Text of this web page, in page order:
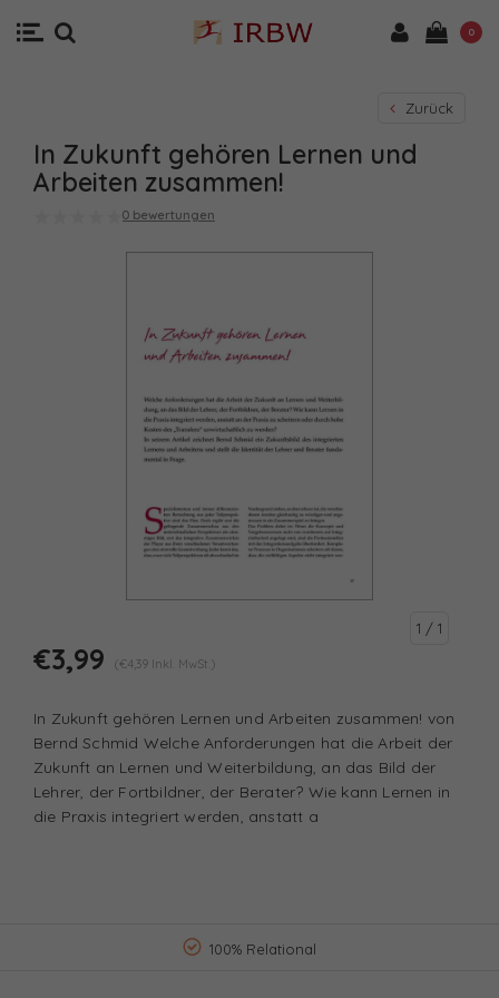
0
Zurück
In Zukunft gehören Lernen und
Arbeiten zusammen!
0 bewertungen
1 / 1
€3,99 (€4,39 Inkl. MwSt.)
In Zukunft gehören Lernen und Arbeiten zusammen! von
Bernd Schmid Welche Anforderungen hat die Arbeit der
Zukunft an Lernen und Weiterbildung, an das Bild der
Lehrer, der Fortbildner, der Berater? Wie kann Lernen in
die Praxis integriert werden, anstatt a
100% Relational